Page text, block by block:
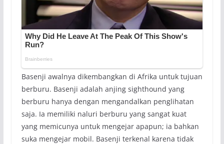
Basenji awalnya dikembangkan di Afrika untuk tujuan
berburu. Basenji adalah anjing sighthound yang
berburu hanya dengan mengandalkan penglihatan
saja. Ia memiliki naluri berburu yang sangat kuat
yang memicunya untuk mengejar apapun; ia bahkan
suka mengejar mobil. Basenji terkenal karena tidak